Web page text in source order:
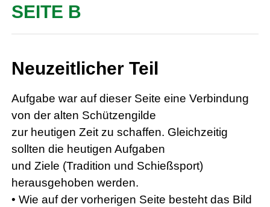
SEITE B
Neuzeitlicher Teil
Aufgabe war auf dieser Seite eine Verbindung
von der alten Schützengilde
zur heutigen Zeit zu schaffen. Gleichzeitig
sollten die heutigen Aufgaben
und Ziele (Tradition und Schießsport)
herausgehoben werden.
• Wie auf der vorherigen Seite besteht das Bild